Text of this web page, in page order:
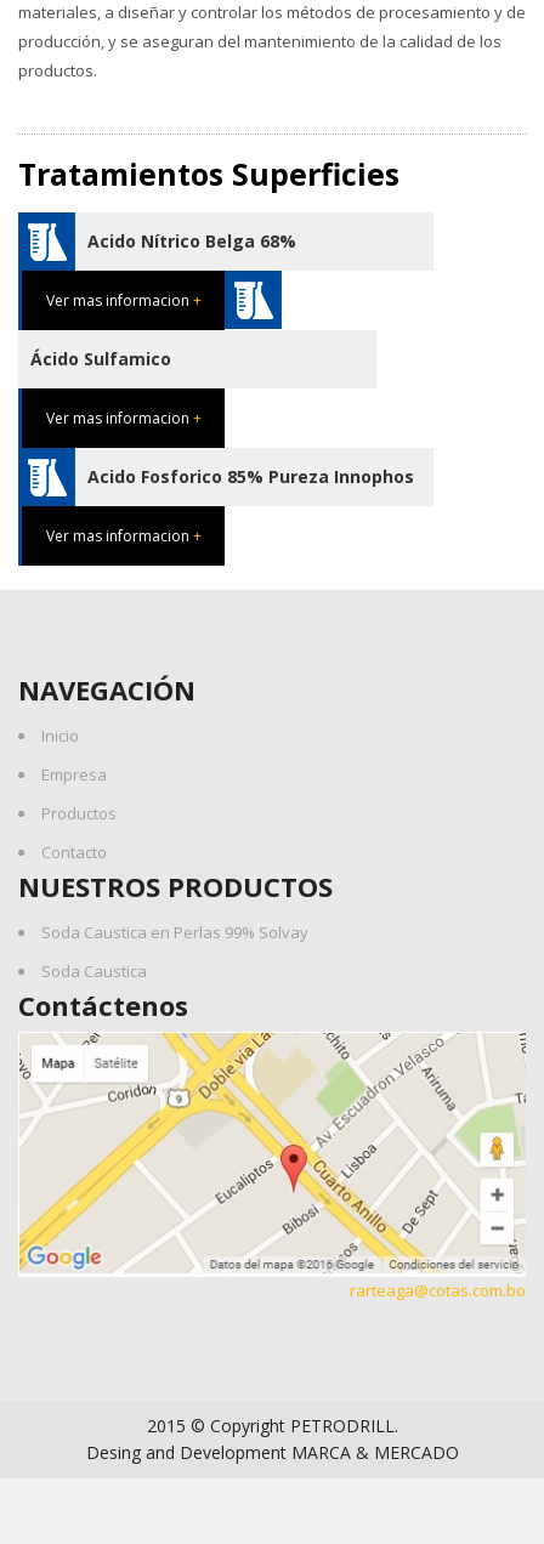
materiales, a diseñar y controlar los métodos de procesamiento y de
producción, y se aseguran del mantenimiento de la calidad de los
productos.
Tratamientos Superficies
Acido Nítrico Belga 68%
Ver mas informacion +
Ácido Sulfamico
Ver mas informacion +
Acido Fosforico 85% Pureza Innophos
Ver mas informacion +
NAVEGACIÓN
Inicio
Empresa
Productos
Contacto
NUESTROS PRODUCTOS
Soda Caustica en Perlas 99% Solvay
Soda Caustica
Contáctenos
rarteaga@cotas.com.bo
2015 © Copyright PETRODRILL.
Desing and Development MARCA & MERCADO